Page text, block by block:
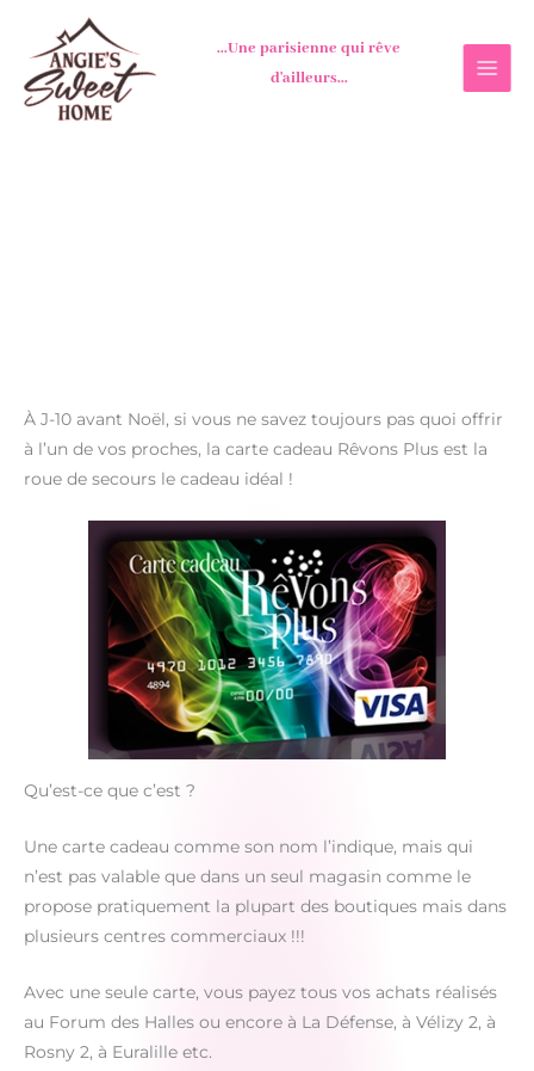
contenu
...Une parisienne qui rêve
d'ailleurs...
À J-10 avant Noël, si vous ne savez toujours pas quoi offrir
à l’un de vos proches, la carte cadeau Rêvons Plus est la
roue de secours le cadeau idéal !
Qu’est-ce que c’est ?
Une carte cadeau comme son nom l’indique, mais qui
n’est pas valable que dans un seul magasin comme le
propose pratiquement la plupart des boutiques mais dans
plusieurs centres commerciaux !!!
Avec une seule carte, vous payez tous vos achats réalisés
au Forum des Halles ou encore à La Défense, à Vélizy 2, à
Rosny 2, à Euralille etc.